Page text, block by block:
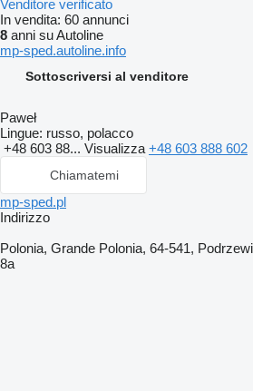
Venditore verificato
In vendita: 60 annunci
8 anni su Autoline
mp-sped.autoline.info
Sottoscriversi al venditore
Paweł
Lingue: russo, polacco
+48 603 88... Visualizza +48 603 888 602
Chiamatemi
mp-sped.pl
Indirizzo
Polonia, Grande Polonia, 64-541,
8a